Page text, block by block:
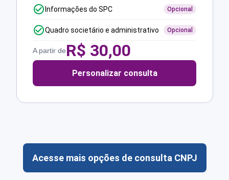
Informações do SPC Opcional
Quadro societário e administrativo Opcional
A partir deR$ 30,00
Personalizar consulta
Acesse mais opções de consulta CNPJ